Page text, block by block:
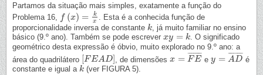
Partamos da situação mais simples, exatamente a função do
Problema 16,
f (x) =
k
x
f(x)=k x
. Esta é a conhecida função de
proporcionalidade inversa de constante k
k, já muito familiar no ensino
básico (9.º ano). Também se pode escrever xy = k
xy= k
. O significado
geométrico desta expressão é óbvio, muito explorado no 9.º ano: a
área do quadrilátero [FEAD]
FEAD] , de dimensõesx = FE
¯ ¯
¯¯¯¯¯¯
x=FE¯ ey = AD
¯ ¯
¯¯¯¯¯¯
y=AD¯
é
constante e igual a k
k (ver FIGURA 5).